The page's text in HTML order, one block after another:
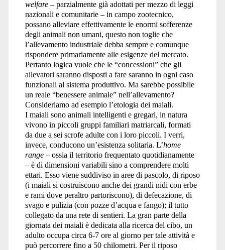
welfare– parzialmente già adottati per mezzo di leggi
nazionali e comunitarie – in campo zootecnico,
possano alleviare effettivamente le enormi sofferenze
degli animali non umani, questo non toglie che
l’allevamento industriale debba sempre e comunque
rispondere primariamente alle esigenze del mercato.
Pertanto logica vuole che le “concessioni” che gli
allevatori saranno disposti a fare saranno in ogni caso
funzionali al sistema produttivo. Ma sarebbe possibile
un reale “benessere animale” nell’allevamento?
Consideriamo ad esempio l’etologia dei maiali.
I maiali sono animali intelligenti e gregari, in natura
vivono in piccoli gruppi familiari matriarcali, formati
da due a sei scrofe adulte con i loro piccoli. I verri,
invece, conducono un’esistenza solitaria. L’home
range– ossia il territorio frequentato quotidianamente
– è di dimensioni variabili sino a comprendere molti
ettari. Esso viene suddiviso in aree di pascolo, di riposo
(i maiali si costruiscono anche dei grandi nidi con erbe
e rami dove peraltro partoriscono), di defecazione, di
svago e pulizia (con pozze d’acqua e fango); il tutto
collegato da una rete di sentieri. La gran parte della
giornata dei maiali è dedicata alla ricerca del cibo, un
adulto occupa circa 6-7 ore al giorno per tale attività e
può percorrere fino a 50 chilometri. Per il riposo